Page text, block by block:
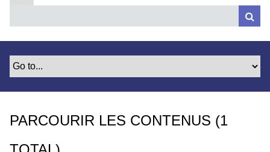
t
PARCOURIR LES CONTENUS (1